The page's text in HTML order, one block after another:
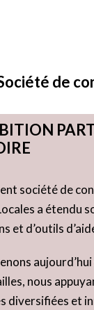
de
société de
a étendu
et d’outils
nous
diversifiées et